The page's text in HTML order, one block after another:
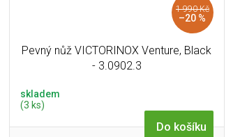
1 990 Kč
–20 %
Pevný nůž VICTORINOX Venture, Black
- 3.0902.3
skladem
(3 ks)
Do košíku